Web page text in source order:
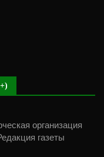
организация
газеты